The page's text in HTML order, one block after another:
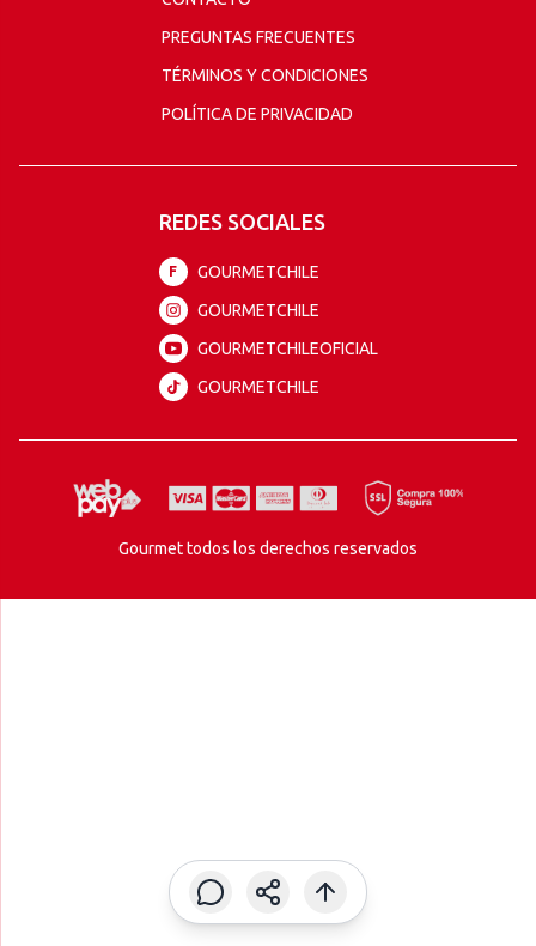
PREGUNTAS FRECUENTES
TÉRMINOS Y CONDICIONES
POLÍTICA DE PRIVACIDAD
REDES SOCIALES
F
GOURMETCHILE
GOURMETCHILE
GOURMETCHILEOFICIAL
GOURMETCHILE
Gourmet todos los derechos reservados